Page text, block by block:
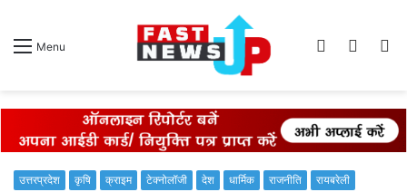
Menu
Switch
Log
उत्तरप्रदेश कृषि क्राइम टेक्नोलॉजी देश धार्मिक राजनीति
रायबरेली